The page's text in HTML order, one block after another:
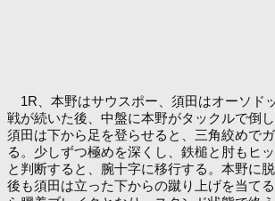
1R、本野はサウスポー、須田はオーソド
戦が続いた後、中盤に本野がタックルで倒
須田は下から足を登らせると、三角絞めで
る。少しずつ極めを深くし、鉄槌と肘もヒ
と判断すると、腕十字に移行する。本野に
後も須田は立った下からの蹴り上げを当て